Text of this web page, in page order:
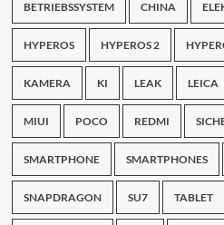
BETRIEBSSYSTEM CHINA
HYPEROS HYPEROS 2
KAMERA KI LEAK LEICA
MIUI POCO REDMI
SMARTPHONE SMARTPHONES
SNAPDRAGON SU7 TABLET